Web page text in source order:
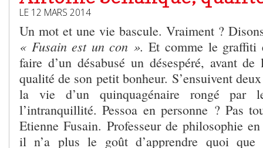
LE 12 MARS 2014
Un mot et une vie bascule. Vraiment ?
« Fusain est un con ». Et comme le
faire d’un désabusé un désespéré, avant
qualité de son petit bonheur. S’ensuivent
la vie d’un quinquagénaire rongé par
l’intranquillité. Pessoa en personne ? Pas
Etienne Fusain. Professeur de philosophie
il n’a plus le goût d’apprendre quoi